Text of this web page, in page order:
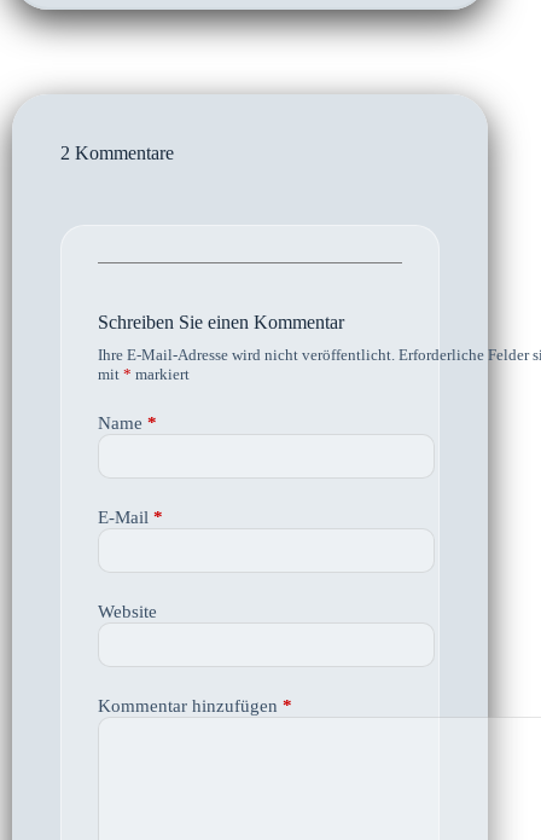
2 Kommentare
Schreiben Sie einen Kommentar
Ihre E-Mail-Adresse wird nicht veröffentlicht. Erforderliche Felder
mit * markiert
Name *
E-Mail *
Website
Kommentar hinzufügen *